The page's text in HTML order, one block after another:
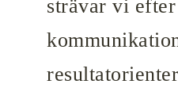
strävar vi